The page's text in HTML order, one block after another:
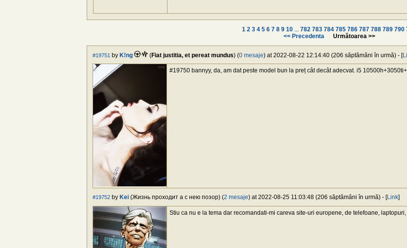
1 2 3 4 5 6 7 8 9 10 ... 782 783 784 785 786 787 788 789 790
<< Precedenta
Următoarea >>
#19751 by K!ng (Fiat justitia, et pereat mundus) (0 mesaje) at 2022-08-22 12:14:40 (206 săptămâni în urmă) - [
#19750 bannyy, da, am dat peste model bun la preț cât decât adecvat. i5
#19752 by Kei (Жизнь проходит а с нею позор) (2 mesaje) at 2022-08-25 11:03:48 (206 săptămâni în urmă) - [Link]
Stiu ca nu e la tema dar recomandati-mi careva site-uri europene, de telefoane,